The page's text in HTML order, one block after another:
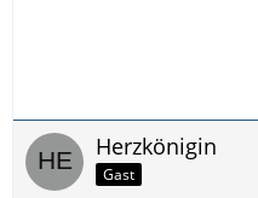
Herzkönigin
Gast